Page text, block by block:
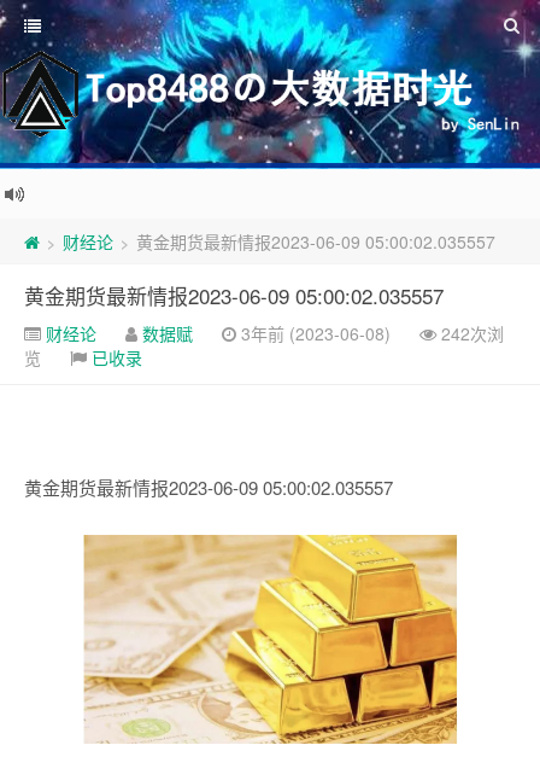
> 财经论 > 黄金期货最新情报2023-06-09 05:00:02.035557
黄金期货最新情报2023-06-09 05:00:02.035557
财经论 数据赋 3年前 (2023-06-08)
242次浏
览
已收录
黄金期货最新情报2023-06-09 05:00:02.035557